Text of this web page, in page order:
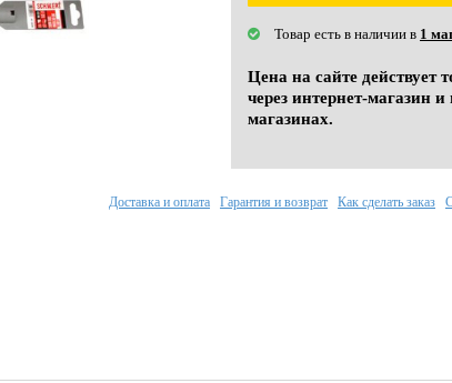
Товар есть в наличии в 1
Цена на сайте действует
через интернет-магазин
магазинах.
Доставка и оплата Гарантия и возврат Как сделать заказ